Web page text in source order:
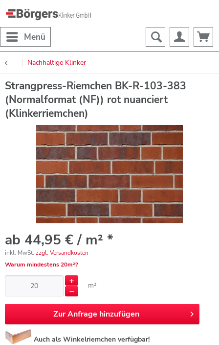
Menü
Nachhaltige Klinker
Strangpress-Riemchen BK-R-103-383
(Normalformat (NF)) rot nuanciert
(Klinkerriemchen)
ab 44,95 € / m² *
inkl. MwSt. zzgl. Versandkosten
Warum mindestens 20m²?
m²
ZurAnfrage hinzufügen
Auch als Winkelriemchen verfügbar!